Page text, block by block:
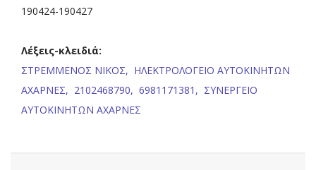
190424-190427
Λέξεις-κλειδιά:
ΣΤΡΕΜΜΕΝΟΣ ΝΙΚΟΣ, ΗΛΕΚΤΡΟΛΟΓΕΙΟ ΑΥΤΟΚΙΝΗΤΩΝ
ΑΧΑΡΝΕΣ, 2102468790, 6981171381, ΣΥΝΕΡΓΕΙΟ
ΑΥΤΟΚΙΝΗΤΩΝ ΑΧΑΡΝΕΣ